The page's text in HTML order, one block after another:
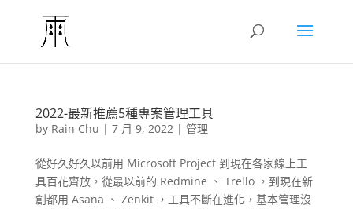
2022-最新推薦5種專案管理工具
by Rain Chu | 7 月 9, 2022| 管理
從好久好久以前用 Microsoft Project 到現在各家線上工
具百花齊放，從最以前的 Redmine 、 Trello ，到現在新
創都用 Asana 、 Zenkit ，工具不斷在進化，基本管理沒